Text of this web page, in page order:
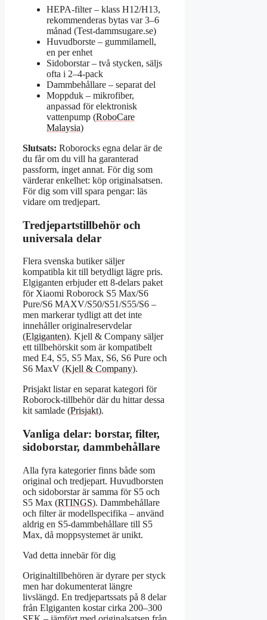
HEPA-filter – klass H12/H13,
rekommenderas bytas var 3–6
månad (Test-dammsugare.se)
Huvudborste – gummilamell,
en per enhet
Sidoborstar – två stycken, säljs
ofta i 2–4-pack
Dammbehållare – separat del
Moppduk – mikrofiber,
anpassad för elektronisk
vattenpump (RoboCare
Malaysia)
Slutsats: Roborocks egna delar är de
du får om du vill ha garanterad
passform, inget annat. För dig som
värderar enkelhet: köp originalsatsen.
För dig som vill spara pengar: läs
vidare om tredjepart.
Tredjepartstillbehör och
universala delar
Flera svenska butiker säljer
kompatibla kit till betydligt lägre pris.
Elgiganten erbjuder ett 8-delars paket
för Xiaomi Roborock S5 Max/S6
Pure/S6 MAXV/S50/S51/S55/S6 –
men markerar tydligt att det inte
innehåller originalreservdelar
(Elgiganten). Kjell & Company säljer
ett tillbehörskit som är kompatibelt
med E4, S5, S5 Max, S6, S6 Pure och
S6 MaxV (Kjell & Company).
Prisjakt listar en separat kategori för
Roborock-tillbehör där du hittar dessa
kit samlade (Prisjakt).
Vanliga delar: borstar, filter,
sidoborstar, dammbehållare
Alla fyra kategorier finns både som
original och tredjepart. Huvudborsten
och sidoborstar är samma för S5 och
S5 Max (RTINGS). Dammbehållare
och filter är modellspecifika – använd
aldrig en S5-dammbehållare till S5
Max, då moppsystemet är unikt.
Vad detta innebär för dig
Originaltillbehören är dyrare per styck
men har dokumenterat längre
livslängd. En tredjepartssats på 8 delar
från Elgiganten kostar cirka 200–300